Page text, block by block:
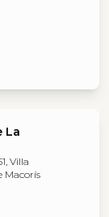
La
Villa
Macorís